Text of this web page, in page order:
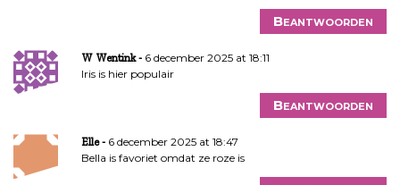
Beantwoorden
W Wentink
6 december 2025 at 18:11
Iris is hier populair
Beantwoorden
Elle
6 december 2025 at 18:47
Bella is favoriet omdat ze roze is